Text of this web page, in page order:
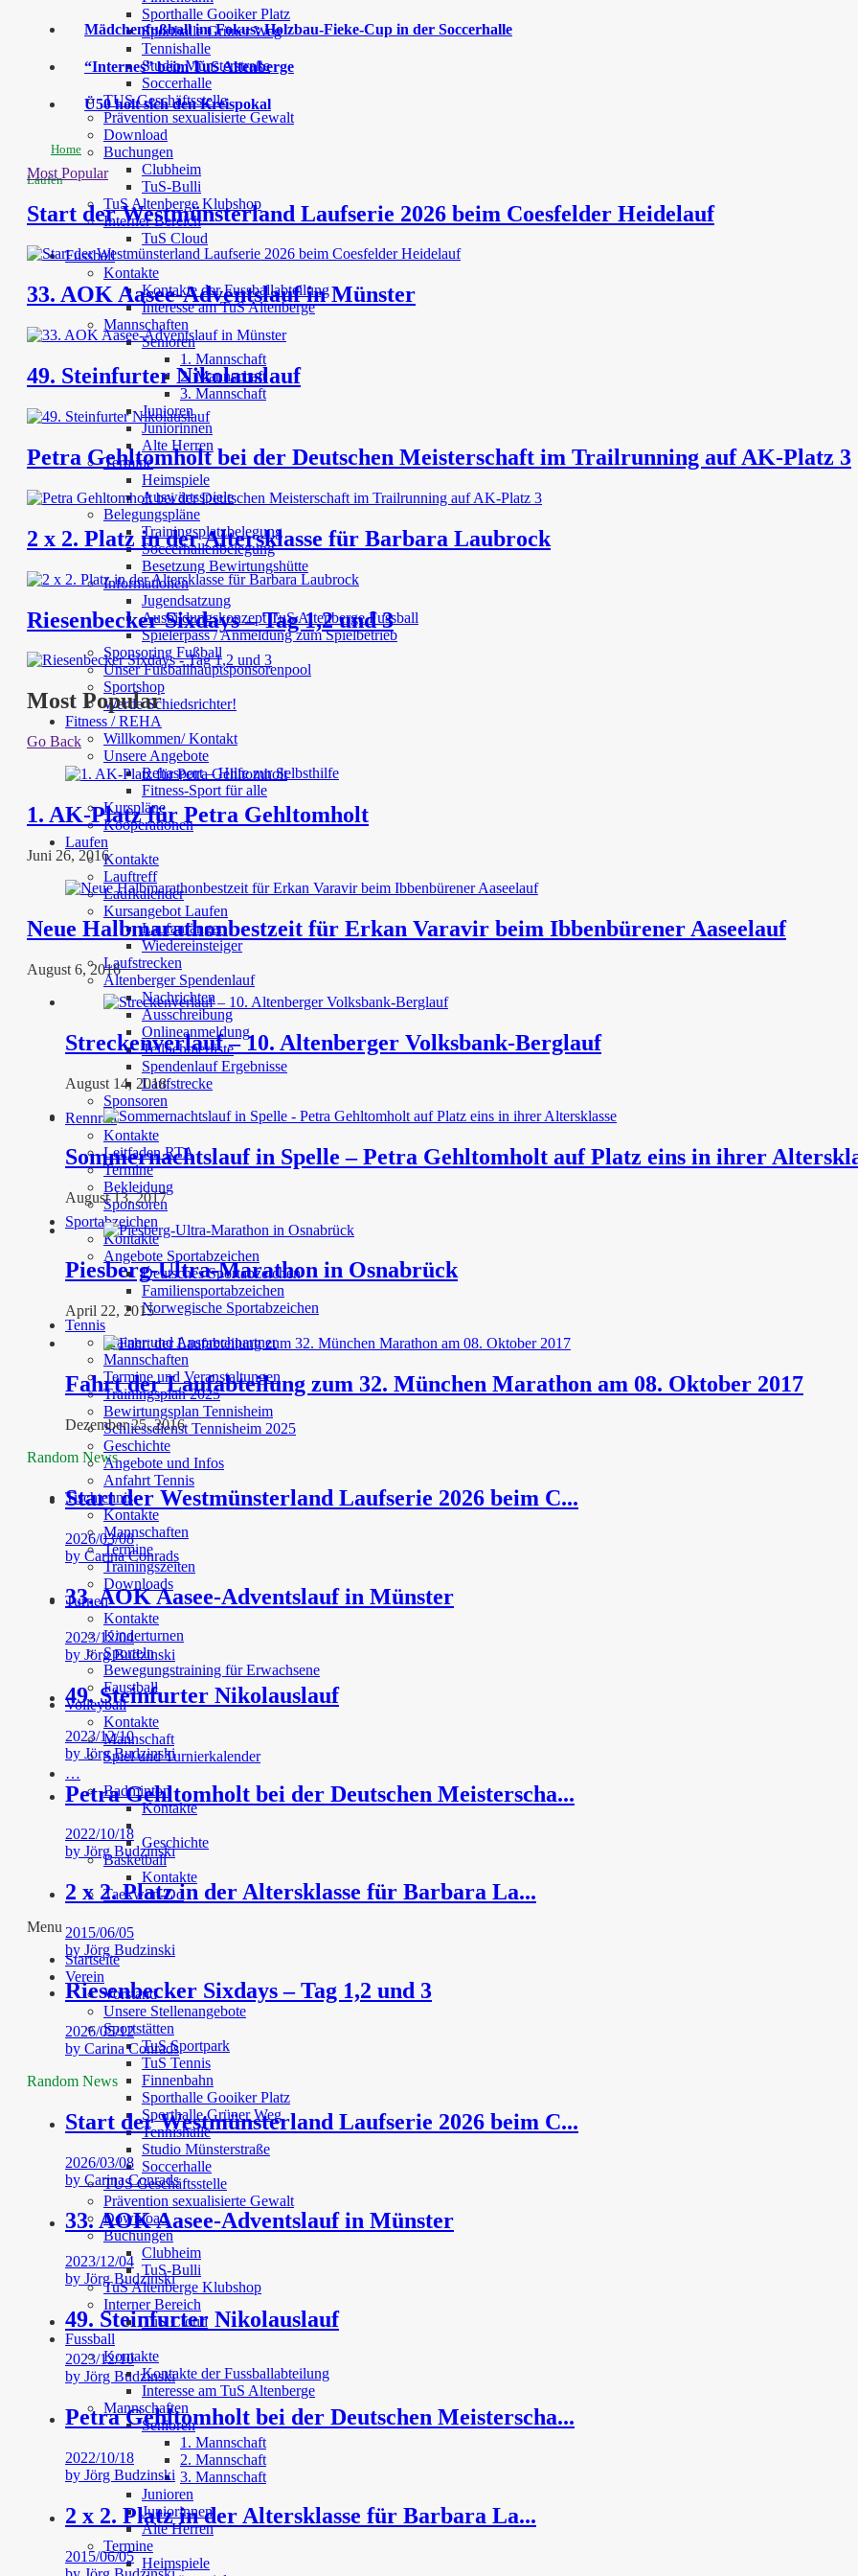
Sporthalle Gooiker Platz
Sporthalle Grüner Weg
Tennishalle
Studio Münsterstraße
Soccerhalle
TUS Geschäftsstelle
Prävention sexualisierte Gewalt
Download
Buchungen
Clubheim
TuS-Bulli
TuS Altenberge Klubshop
Interner Bereich
TuS Cloud
Fussball
Kontakte
Kontakte der Fussballabteilung
Interesse am TuS Altenberge
Mannschaften
Senioren
1. Mannschaft
2. Mannschaft
3. Mannschaft
Junioren
Juniorinnen
Alte Herren
Termine
Heimspiele
Auswärtsspiele
Belegungspläne
Trainingsplatzbelegung
Soccerhallenbelegung
Besetzung Bewirtungshütte
Informationen
Jugendsatzung
Ausbildungskonzept TuS Altenberge Fussball
Spielerpass / Anmeldung zum Spielbetrieb
Sponsoring Fußball
Unser Fußballhauptsponsorenpool
Sportshop
Werde Schiedsrichter!
Fitness / REHA
Willkommen/ Kontakt
Unsere Angebote
Rehasport – Hilfe zur Selbsthilfe
Fitness-Sport für alle
Kurspläne
Kooperationen
Laufen
Kontakte
Lauftreff
Laufkalender
Kursangebot Laufen
Laufanfänger
Wiedereinsteiger
Laufstrecken
Altenberger Spendenlauf
Nachrichten
Ausschreibung
Onlineanmeldung
Teilnehmerliste
Spendenlauf Ergebnisse
Laufstrecke
Sponsoren
Rennrad
Kontakte
Leitfaden RTA
Termine
Bekleidung
Sponsoren
Sportabzeichen
Kontakte
Angebote Sportabzeichen
Deutsches Sportabzeichen
Familiensportabzeichen
Norwegische Sportabzeichen
Tennis
Trainer und Ansprechpartner
Mannschaften
Termine und Veranstaltungen
Trainingsplan 2025
Bewirtungsplan Tennisheim
Schliessdienst Tennisheim 2025
Geschichte
Angebote und Infos
Anfahrt Tennis
Tischtennis
Kontakte
Mannschaften
Termine
Trainingszeiten
Downloads
Turnen
Kontakte
Kinderturnen
Sporteln
Bewegungstraining für Erwachsene
Faustball
Volleyball
Kontakte
Mannschaft
Spiel und Turnierkalender
…
Badminton
Kontakte
Geschichte
Basketball
Kontakte
Taekwon-Do
Menu
Startseite
Verein
Vorstand
Unsere Stellenangebote
Sportstätten
TuS Sportpark
TuS Tennis
Finnenbahn
Sporthalle Gooiker Platz
Sporthalle Grüner Weg
Tennishalle
Studio Münsterstraße
Soccerhalle
TUS Geschäftsstelle
Prävention sexualisierte Gewalt
Download
Buchungen
Clubheim
TuS-Bulli
TuS Altenberge Klubshop
Interner Bereich
TuS Cloud
Fussball
Kontakte
Kontakte der Fussballabteilung
Interesse am TuS Altenberge
Mannschaften
Senioren
1. Mannschaft
2. Mannschaft
3. Mannschaft
Junioren
Juniorinnen
Alte Herren
Termine
Heimspiele
Mädchenfußball im Fokus: Holzbau-Fieke-Cup in der Soccerhalle
“Internes” beim TuS Altenberge
Ü50 holt sich den Kreispokal
Home
Laufen
Most Popular
Start der Westmünsterland Laufserie 2026 beim Coesfelder Heidelauf
33. AOK Aasee-Adventslauf in Münster
49. Steinfurter Nikolauslauf
Petra Gehltomholt bei der Deutschen Meisterschaft im Trailrunning auf AK-Platz 3
2 x 2. Platz in der Altersklasse für Barbara Laubrock
Riesenbecker Sixdays – Tag 1,2 und 3
Most Popular
Go Back
1. AK-Platz für Petra Gehltomholt
Juni 26, 2016
Neue Halbmarathonbestzeit für Erkan Varavir beim Ibbenbürener Aaseelauf
August 6, 2016
Streckenverlauf – 10. Altenberger Volksbank-Berglauf
August 14, 2018
Sommernachtslauf in Spelle – Petra Gehltomholt auf Platz eins in ihrer
August 13, 2017
Piesberg-Ultra-Marathon in Osnabrück
April 22, 2015
Fahrt der Laufabteilung zum 32. München Marathon am 08. Oktober 2017
Dezember 25, 2016
Random News
Start der Westmünsterland Laufserie 2026 beim C...
2026/03/08
by Carina Conrads
33. AOK Aasee-Adventslauf in Münster
2023/12/04
by Jörg Budzinski
49. Steinfurter Nikolauslauf
2023/12/10
by Jörg Budzinski
Petra Gehltomholt bei der Deutschen Meisterscha...
2022/10/18
by Jörg Budzinski
2 x 2. Platz in der Altersklasse für Barbara La...
2015/06/05
by Jörg Budzinski
Riesenbecker Sixdays – Tag 1,2 und 3
2026/05/12
by Carina Conrads
Random News
Start der Westmünsterland Laufserie 2026 beim C...
2026/03/08
by Carina Conrads
33. AOK Aasee-Adventslauf in Münster
2023/12/04
by Jörg Budzinski
49. Steinfurter Nikolauslauf
2023/12/10
by Jörg Budzinski
Petra Gehltomholt bei der Deutschen Meisterscha...
2022/10/18
by Jörg Budzinski
2 x 2. Platz in der Altersklasse für Barbara La...
2015/06/05